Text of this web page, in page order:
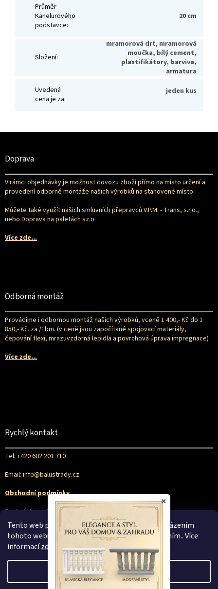
Tento web používá soubory cookie. Dalším procházením
tohoto webu vyjadřujete souhlas s jejich používáním.. Více
informacízde
Nastavení
Průměr
Kanelurového
podstavce:
20 cm
Složení:
mramorová drť, mramorová
moučka, bílý cement,
plastifikátory, barviva,
armatura
Uvedená
cena je za:
jeden kus
Doprava
V rámci objednávky je možnost dovozu zboží přímo na místo určení a
provedení odborné montáže našich výrobků na stanovené místo.
Múžete také využít našich smluvních přepravců V.P.M. - Trans, s.r.o.,
nebo Doprava na paletách s.r.o.
Více zde...
Odborná montáž
Provádíme i odbornou montáž našich výrobků, vceně 1 400,- Kč do 1
850,- Kč. za /1bm. (v ceně jsou započítané spojovací materiály,
čepování flexi, mrazuvzdorná lepidla a povrchová úprava impregnace)
Více zde...
Rychlý kontakt
Tel: +420 602 201 710
Email: info@balustrady.cz
Obchodní podmínky
Podmínky ochrany osobních údajů
Vytvořil Shoptet
×